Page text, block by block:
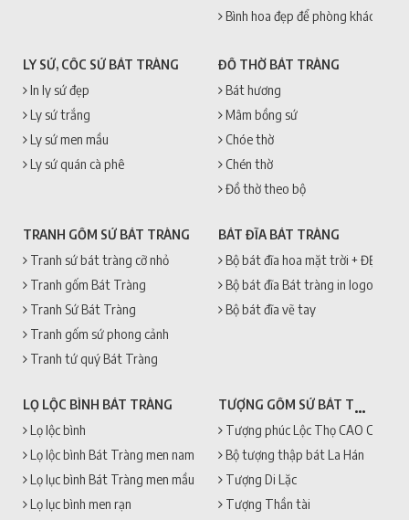
Bình hoa đẹp để phòng khách
LY SỨ, CỐC SỨ BÁT TRÀNG
In ly sứ đẹp
Ly sứ trắng
Ly sứ men mầu
Ly sứ quán cà phê
ĐỒ THỜ BÁT TRÀNG
Bát hương
Mâm bồng sứ
Chóe thờ
Chén thờ
Đồ thờ theo bộ
TRANH GỐM SỨ BÁT TRÀNG
Tranh sứ bát tràng cỡ nhỏ
Tranh gốm Bát Tràng
Tranh Sứ Bát Tràng
Tranh gốm sứ phong cảnh
Tranh tứ quý Bát Tràng
BÁT ĐĨA BÁT TRÀNG
Bộ bát đĩa hoa mặt trời + ĐẸP +
Bộ bát đĩa Bát tràng in logo
Bộ bát đĩa vẽ tay
LỌ LỘC BÌNH BÁT TRÀNG
Lọ lộc bình
Lọ lộc bình Bát Tràng men nam
Lọ lục bình Bát Tràng men mầu
Lọ lục bình men rạn
TƯỢNG GỐM SỨ BÁT TRÀNG
Tượng phúc Lộc Thọ CAO CẤP +
Bộ tượng thập bát La Hán
Tượng Di Lặc
Tượng Thần tài